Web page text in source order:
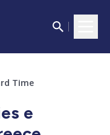
Time
e